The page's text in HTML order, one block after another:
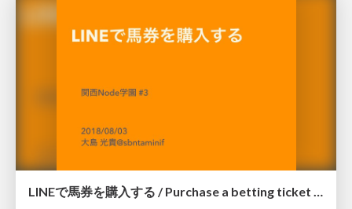
LINEで馬券を購入する / Purchase a betting ticket at LINE